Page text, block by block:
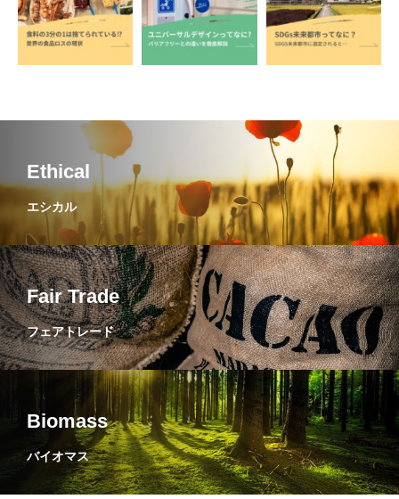
Ethical
エシカル
Fair Trade
フェアトレード
Biomass
バイオマス